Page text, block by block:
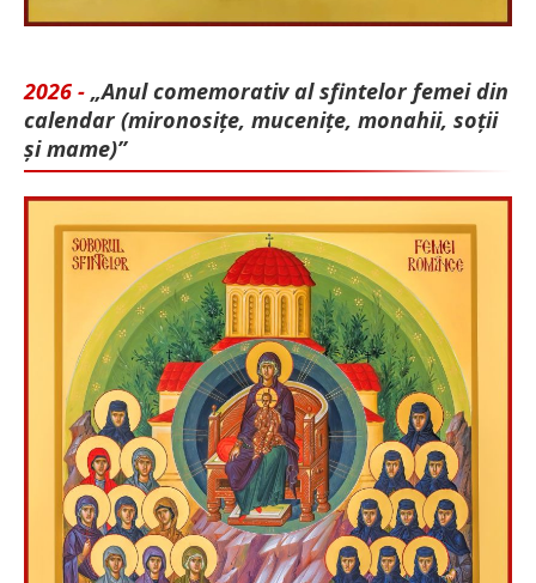
2026 - „Anul comemorativ al sfintelor femei din
calendar (mironosițe, mu­cenițe, monahii, soții
și mame)”